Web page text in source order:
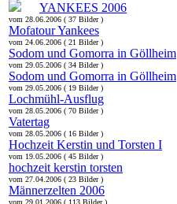
YANKEES 2006
vom 28.06.2006 ( 37 Bilder )
Mofatour Yankees
vom 24.06.2006 ( 21 Bilder )
Sodom und Gomorra in Göllheim
vom 29.05.2006 ( 34 Bilder )
Sodom und Gomorra in Göllheim
vom 29.05.2006 ( 19 Bilder )
Lochmühl-Ausflug
vom 28.05.2006 ( 70 Bilder )
Vatertag
vom 28.05.2006 ( 16 Bilder )
Hochzeit Kerstin und Torsten I
vom 19.05.2006 ( 45 Bilder )
hochzeit kerstin torsten
vom 27.04.2006 ( 23 Bilder )
Männerzelten 2006
vom 29.01.2006 ( 113 Bilder )